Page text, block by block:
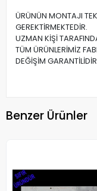
ÜRÜNÜN MONTAJI
GEREKTİRMEKTEDİR.
UZMAN KİŞİ
TÜM ÜRÜNLERİMİZ
DEĞİŞİM
Benzer Ürünler